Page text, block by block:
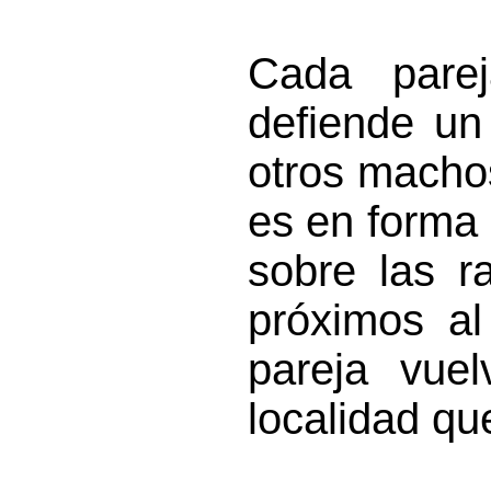
Cada
defiende
otros
es en
sobre las
próximos
pareja
localidad